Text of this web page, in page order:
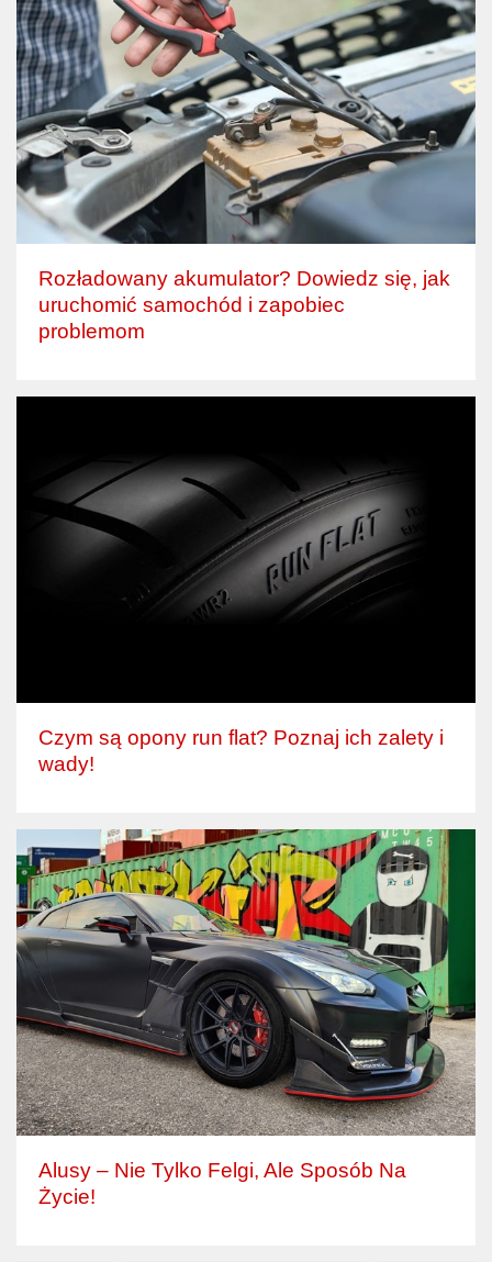
Rozładowany akumulator? Dowiedz się, jak
uruchomić samochód i zapobiec
problemom
Czym są opony run flat? Poznaj ich zalety i
wady!
Alusy – Nie Tylko Felgi, Ale Sposób Na
Życie!